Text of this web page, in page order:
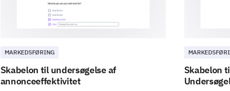
MARKEDSFØRING
Skabelon til undersøgelse af
annonceeffektivitet
Skabelon